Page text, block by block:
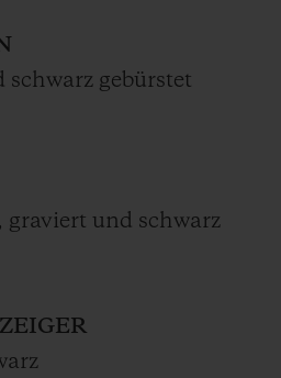
Box, die von den
ist.
271, 75001 Paris
in anderen
gebürstet
graviert und schwarz